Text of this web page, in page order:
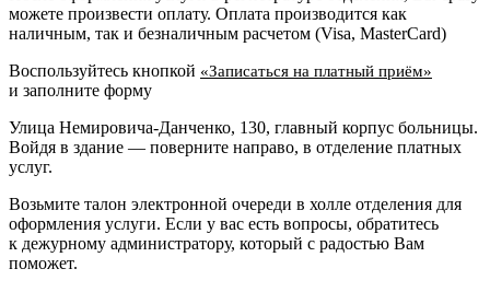
можете произвести оплату. Оплата производится как
наличным, так и безналичным расчетом (Visa, MasterCard)
Воспользуйтесь кнопкой «Записаться на платный приём»
и заполните форму
Улица Немировича-Данченко, 130, главный корпус больницы.
Войдя в здание — поверните направо, в отделение платных
услуг.
Возьмите талон электронной очереди в холле отделения для
оформления услуги. Если у вас есть вопросы, обратитесь
к дежурному администратору, который с радостью Вам
поможет.